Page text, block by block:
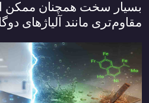
بسیار سخت همچنان ممکن
مقاوم‌تری مانند آلیاژهای